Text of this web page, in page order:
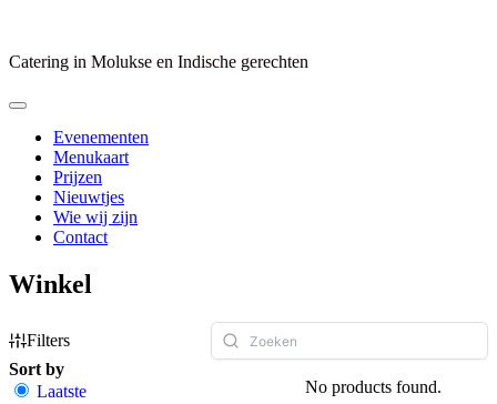
content
Catering in Molukse en Indische gerechten
Evenementen
Menukaart
Prijzen
Nieuwtjes
Wie wij zijn
Contact
Winkel
Filters
Sort by
Laatste
No products found.